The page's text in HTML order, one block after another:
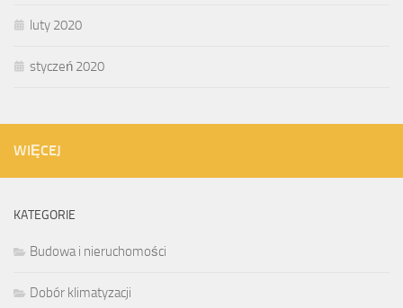
luty 2020
styczeń 2020
WIĘCEJ
KATEGORIE
Budowa i nieruchomości
Dobór klimatyzacji